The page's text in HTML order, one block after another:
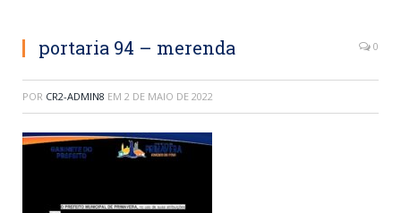
portaria 94 – merenda 0
POR CR2-ADMIN8 EM 2 DE MAIO DE 2022